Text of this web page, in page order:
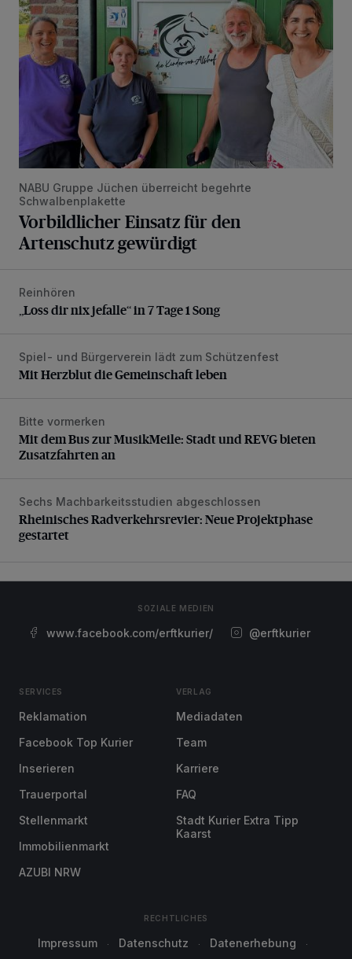
NABU Gruppe Jüchen überreicht begehrte
Schwalbenplakette
Vorbildlicher Einsatz für den
Artenschutz gewürdigt
„Loss dir nix jefalle“ in 7 Tage 1 Song
Reinhören
„Loss dir nix jefalle“ in 7 Tage 1 Song
Mit Herzblut die Gemeinschaft leben
Spiel- und Bürgerverein lädt zum Schützenfest
Mit Herzblut die Gemeinschaft leben
Mit dem Bus zur MusikMeile: Stadt und REVG bieten
Bitte vormerken
Mit dem Bus zur MusikMeile: Stadt und REVG bieten
Zusatzfahrten an
Rheinisches Radverkehrsrevier: Neue Projektphase
Sechs Machbarkeitsstudien abgeschlossen
Rheinisches Radverkehrsrevier: Neue Projektphase
gestartet
SOZIALE MEDIEN
www.facebook.com/erftkurier/ @erftkurier
SERVICES
Reklamation
Facebook Top Kurier
Inserieren
Trauerportal
Stellenmarkt
Immobilienmarkt
AZUBI NRW
VERLAG
Mediadaten
Team
Karriere
FAQ
Stadt Kurier Extra Tipp
Kaarst
RECHTLICHES
Impressum Datenschutz Datenerhebung